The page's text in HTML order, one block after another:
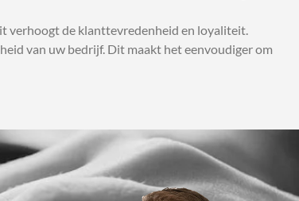
verhoogt de klanttevredenheid en loyaliteit.
van uw bedrijf. Dit maakt het eenvoudiger om